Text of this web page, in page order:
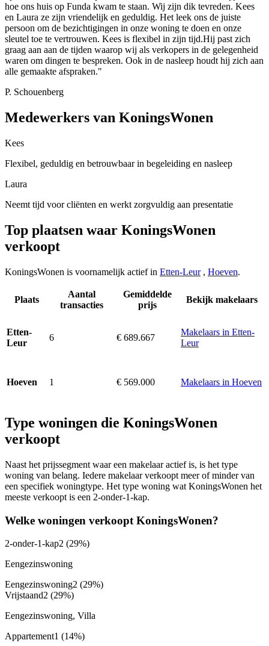
hoe ons huis op Funda kwam te staan. Wij zijn dik tevreden. Kees
en Laura ze zijn vriendelijk en geduldig. Het leek ons de juiste
persoon om de bezichtigingen in onze woning te doen en onze
sleutel toe te vertrouwen. Kees is flexibel in zijn tijd.Hij past zich
graag aan aan de tijden waarop wij als verkopers in de gelegenheid
waren om dingen te bespreken. Ook in de nasleep houdt hij zich aan
alle gemaakte afspraken."
P. Schouenberg
Medewerkers van KoningsWonen
Kees
Flexibel, geduldig en betrouwbaar in begeleiding en nasleep
Laura
Neemt tijd voor cliënten en werkt zorgvuldig aan presentatie
Top plaatsen waar KoningsWonen
verkoopt
KoningsWonen is voornamelijk actief in Etten-Leur, Hoeven.
Plaats
Aantal
transacties
Gemiddelde
prijs
Bekijk makelaars
Etten-
Leur
6 € 689.667
Makelaars in Etten-
Leur
Hoeven 1 € 569.000 Makelaars in Hoeven
Type woningen die KoningsWonen
verkoopt
Naast het prijssegment waar een makelaar actief is, is het type
woning van belang. Iedere makelaar verkoopt meer of minder van
een specifiek woningtype. Het type woning wat KoningsWonen het
meeste verkoopt is een 2-onder-1-kap.
Welke woningen verkoopt KoningsWonen?
2-onder-1-kap2 (29%)
Eengezinswoning
Eengezinswoning2 (29%)
Vrijstaand2 (29%)
Eengezinswoning, Villa
Appartement1 (14%)